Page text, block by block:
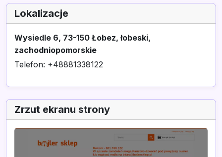
Lokalizacje
Wysiedle 6, 73-150 Łobez, łobeski,
zachodniopomorskie
Telefon: +48881338122
Zrzut ekranu strony